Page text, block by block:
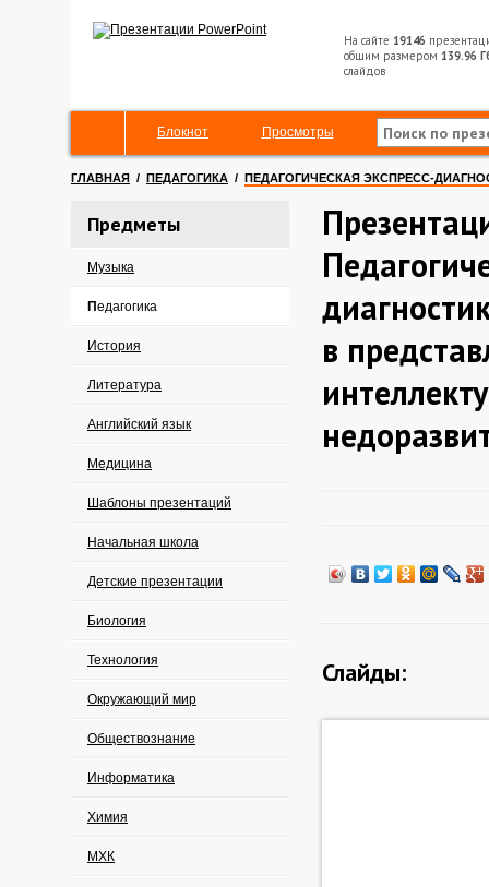
На сайте 19146
общим размером 139.96
слайдов
Блокнот Просмотры
ГЛАВНАЯ / ПЕДАГОГИКА / ПЕДАГОГИЧЕСКАЯ ЭКСПРЕСС-
Предметы
Музыка
Педагогика
История
Литература
Английский язык
Медицина
Шаблоны презентаций
Начальная школа
Детские презентации
Биология
Технология
Окружающий мир
Обществознание
Информатика
Химия
МХК
в
Слайды: